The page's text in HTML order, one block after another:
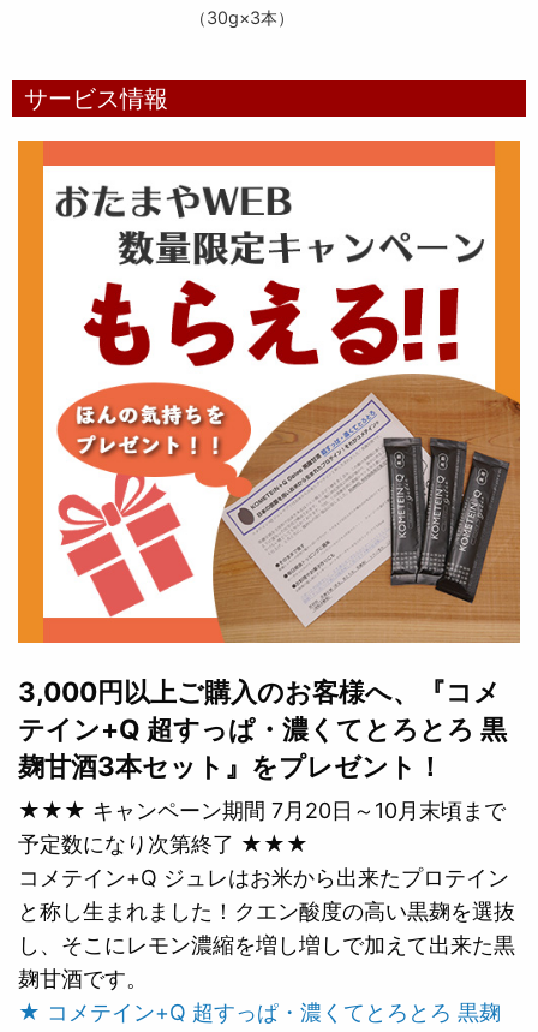
（30g×3本）
サービス情報
3,000円以上ご購入のお客様へ、『コメ
テイン+Q 超すっぱ・濃くてとろとろ 黒
麹甘酒3本セット』をプレゼント！
★★★ キャンペーン期間 7月20日～10月末頃まで
予定数になり次第終了 ★★★
コメテイン+Q ジュレはお米から出来たプロテイン
と称し生まれました！クエン酸度の高い黒麹を選抜
し、そこにレモン濃縮を増し増しで加えて出来た黒
麹甘酒です。
★ コメテイン+Q 超すっぱ・濃くてとろとろ 黒麹